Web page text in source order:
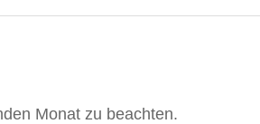
Monat zu beachten.